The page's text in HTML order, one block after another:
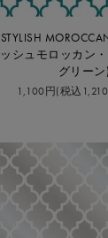
STYLISH
ッシュモロッカン
グリーン)
1,100円(税込